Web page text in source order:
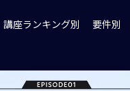
講座ランキング別 要件別